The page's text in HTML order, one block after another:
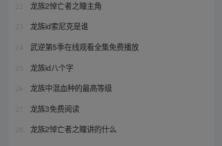
22 龙族2悼亡者之瞳主角
23 龙族id索尼克是谁
24 武逆第5季在线观看全集免费播放
25 龙族id八个字
26 龙族中混血种的最高等级
27 龙族3免费阅读
28 龙族2悼亡者之瞳讲的什么